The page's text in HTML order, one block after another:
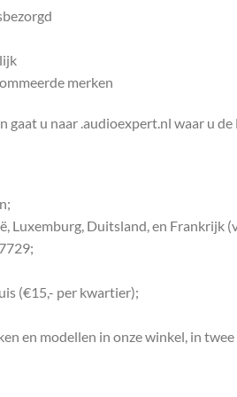
merken
gaat u naar .audioexpert.nl waar u
Luxemburg, Duitsland, en Frankrijk
(€15,- per kwartier);
en modellen in onze winkel, in